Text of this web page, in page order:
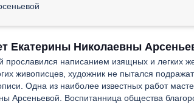
Екатерины Николаевны
прославился написанием изящных и легких
живописцев, художник не пытался
Одна из наиболее известных работ
Арсеньевой. Воспитанница общества